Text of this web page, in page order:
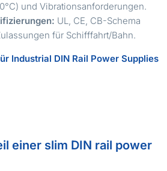
und Vibrationsanforderungen.
UL, CE, CB-Schema
für Schifffahrt/Bahn.
Industrial DIN Rail Power Supplies
einer slim DIN rail power